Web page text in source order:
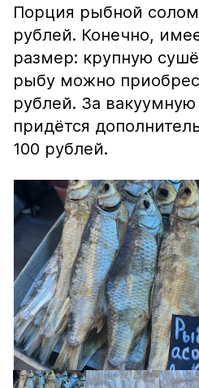
Порция рыбной
рублей. Конечно,
размер: крупную
рыбу можно
рублей. За вакуумную
придётся
100 рублей.